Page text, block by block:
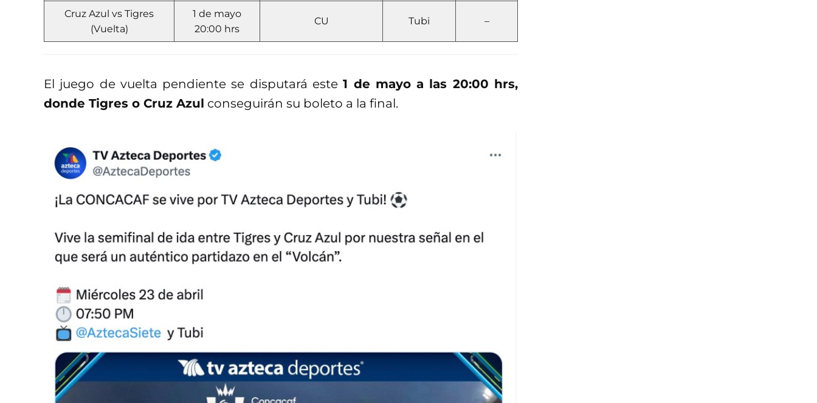
Cruz Azul vs Tigres
(Vuelta)
1 de mayo
20:00 hrs
CU Tubi –
El juego de vuelta pendiente se disputará este1 de mayo a las 20:00 hrs,
donde Tigres o Cruz Azul conseguirán su boleto a la final.